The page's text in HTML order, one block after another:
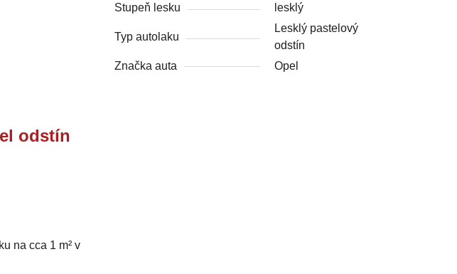
odstín
na cca 1 m² v
Stupeň lesku
lesklý
Typ autolaku
Lesklý pastelový
odstín
Značka auta
Opel